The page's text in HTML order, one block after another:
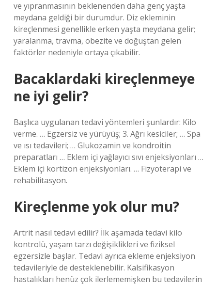
ve yıpranmasının beklenenden daha genç yaşta
meydana geldiği bir durumdur. Diz ekleminin
kireçlenmesi genellikle erken yaşta meydana gelir;
yaralanma, travma, obezite ve doğuştan gelen
faktörler nedeniyle ortaya çıkabilir.
Bacaklardaki kireçlenmeye
ne iyi gelir?
Başlıca uygulanan tedavi yöntemleri şunlardır: Kilo
verme. … Egzersiz ve yürüyüş; 3. Ağrı kesiciler; … Spa
ve ısı tedavileri; … Glukozamin ve kondroitin
preparatları … Eklem içi yağlayıcı sıvı enjeksiyonları …
Eklem içi kortizon enjeksiyonları. … Fizyoterapi ve
rehabilitasyon.
Kireçlenme yok olur mu?
Artrit nasıl tedavi edilir? İlk aşamada tedavi kilo
kontrolü, yaşam tarzı değişiklikleri ve fiziksel
egzersizle başlar. Tedavi ayrıca ekleme enjeksiyon
tedavileriyle de desteklenebilir. Kalsifikasyon
hastalıkları henüz çok ilerlememişken bu tedavilerin